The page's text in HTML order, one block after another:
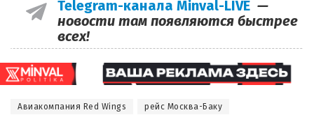
Telegram-канала Minval-LIVE —
новости там появляются быстрее
всех!
Авиакомпания Red Wings рейс Москва-Баку